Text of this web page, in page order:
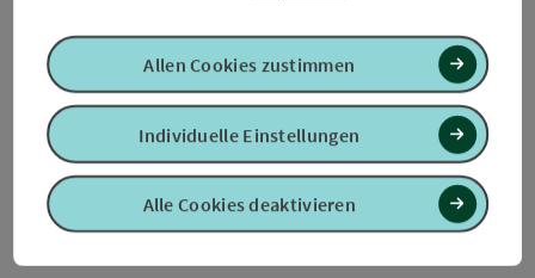
Preise
Ausstattung
Eignung
Alle Cookies deaktivieren
Individuelle Einstellungen
Allen Cookies zustimmen